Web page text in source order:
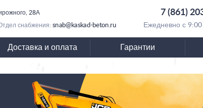
28А 7 (861)
снабжения: snab@kaskad-beton.ru Ежедневно с
Доставка и оплата Гарантии